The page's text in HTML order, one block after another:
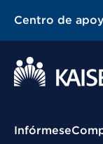
Centro de
Menú
Infórmese